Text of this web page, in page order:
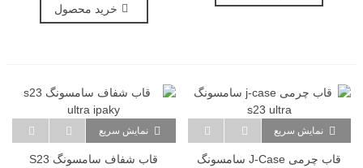
خرید محصول
نمایش سریع
قاب چرمی J-Case سامسونگ
نمایش سریع
قاب شفاف سامسونگ S23